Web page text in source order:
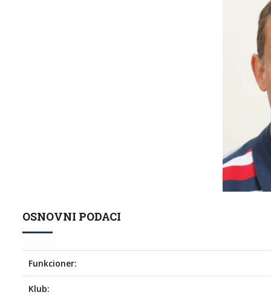
OSNOVNI PODACI
Funkcioner:
Klub: